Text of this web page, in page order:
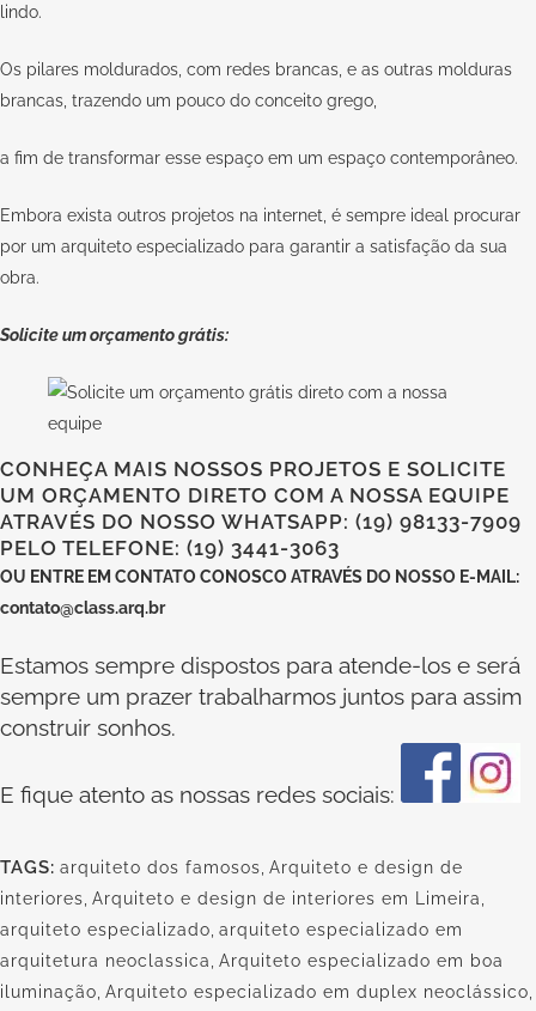
lindo.
Os pilares moldurados, com redes brancas, e as outras molduras
brancas, trazendo um pouco do conceito grego,
a fim de transformar esse espaço em um espaço contemporâneo.
Embora exista outros projetos na internet, é sempre ideal procurar
por um arquiteto especializado para garantir a satisfação da sua
obra.
Solicite um orçamento grátis:
CONHEÇA MAIS NOSSOS PROJETOS E SOLICITE
UM ORÇAMENTO DIRETO COM A NOSSA EQUIPE
ATRAVÉS DO NOSSO WHATSAPP: (19) 98133-7909
PELO TELEFONE: (19) 3441-3063
OU ENTRE EM CONTATO CONOSCOATRAVÉS DO NOSSO E-MAIL:
contato@class.arq.br
Estamos sempre dispostos para atende-los e será
sempre um prazer trabalharmos juntos para assim
construir sonhos.
E fique atento as nossas redes sociais:
TAGS: arquiteto dos famosos Arquiteto e design de
interiores Arquiteto e design de interiores em Limeira
arquiteto especializado arquiteto especializado em
arquitetura neoclassica Arquiteto especializado em boa
iluminação Arquiteto especializado em duplex neoclássico